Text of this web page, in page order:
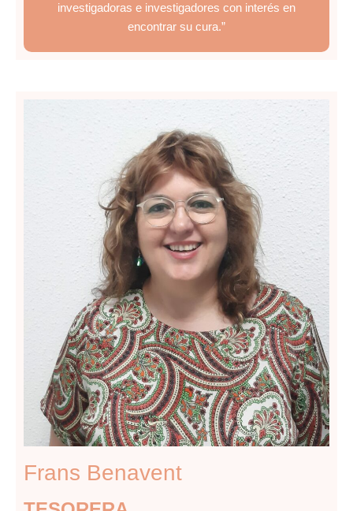
investigadoras e investigadores con interés en
encontrar su cura.”
Frans Benavent